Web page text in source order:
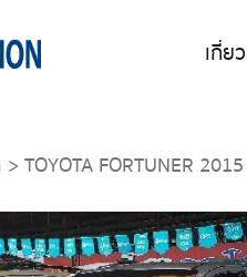
เกี่ย
> TOYOTA FORTUNER 2015